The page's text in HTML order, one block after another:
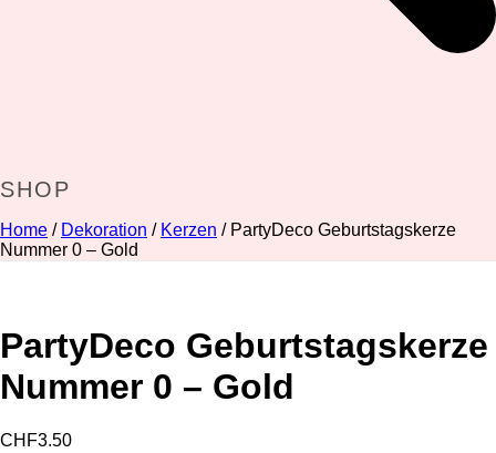
SHOP
Home / Dekoration / Kerzen / PartyDeco Geburtstagskerze
Nummer 0 – Gold
PartyDeco Geburtstagskerze
Nummer 0 – Gold
CHF3.50